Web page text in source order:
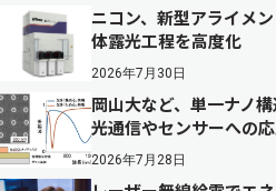
ニコン、新型アライメ
体露光工程を高度化
2026年7月30日
岡山大など、単一ナノ
光通信やセンサーへの
2026年7月28日